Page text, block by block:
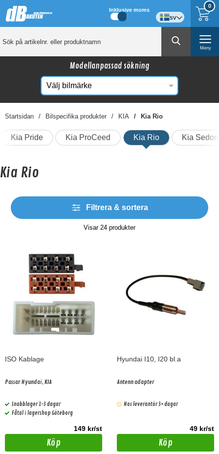
0
Inklusive moms
sv
Meny
Modellanpassad sökning
Startsidan Bilspecifika produkter KIA Kia Rio
Kia Pride Kia ProCeed Kia Rio Kia
Kia Rio
Filtrera & sortera
Visar 24 produkter
ISO Kablage
Passar Hyundai, KIA
Snabblager 1-3 dagar
Fåtal i lagershop Göteborg
149 kr/st
Köp
Hyundai I10, I20 bl.a
Antenn adapter
Hos leverantör 3+ dagar
49 kr/st
Köp